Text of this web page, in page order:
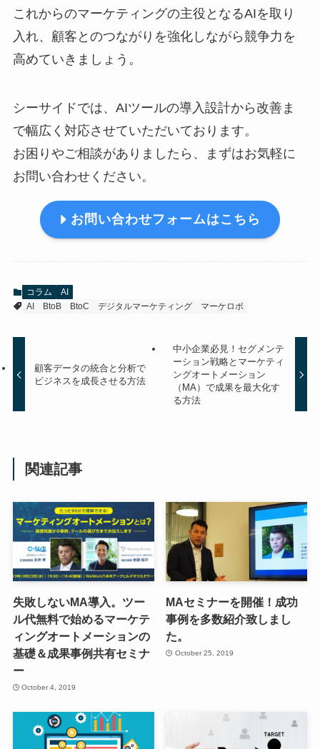
これからのマーケティングの主役となるAIを取り
入れ、顧客とのつながりを強化しながら競争力を
高めていきましょう。
シーサイドでは、AIツールの導入設計から改善ま
で幅広く対応させていただいております。
お困りやご相談がありましたら、まずはお気軽に
お問い合わせください。
お問い合わせフォームはこちら
コラム
AI
AI
BtoB BtoC デジタルマーケティング マーケロボ
顧客データの統合と分析で
ビジネスを成長させる方法
中小企業必見！セグメンテ
ーション戦略とマーケティ
ングオートメーション
（MA）で成果を最大化す
る方法
関連記事
失敗しないMA導入。ツー
ル代無料で始めるマーケテ
ィングオートメーションの
基礎＆成果事例共有セミナ
ー
October 4, 2019
MAセミナーを開催！成功
事例を多数紹介致しまし
た。
October 25, 2019